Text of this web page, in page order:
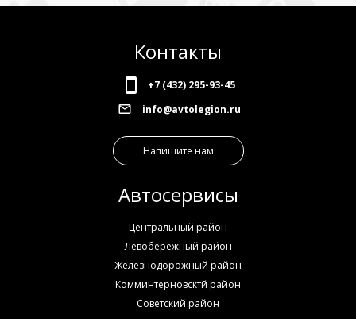
Контакты
+7 (432) 295-93-45
info@avtolegion.ru
Напишите нам
Автосервисы
Центральный район
Левобережный район
Железнодорожный район
Комминтерновсктй район
Советский район